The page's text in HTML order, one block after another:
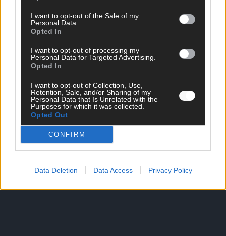
I want to opt-out of the Sale of my
Personal Data.
Opted In
I want to opt-out of processing my
Personal Data for Targeted Advertising.
Opted In
I want to opt-out of Collection, Use,
Retention, Sale, and/or Sharing of my
Personal Data that Is Unrelated with the
Purposes for which it was collected.
Opted Out
CONFIRM
Data Deletion Data Access Privacy Policy
SCHNELL ZUM RESSORT
Nachrichten
Ratgeber
Wissen
Kommentar
Streams & Storys